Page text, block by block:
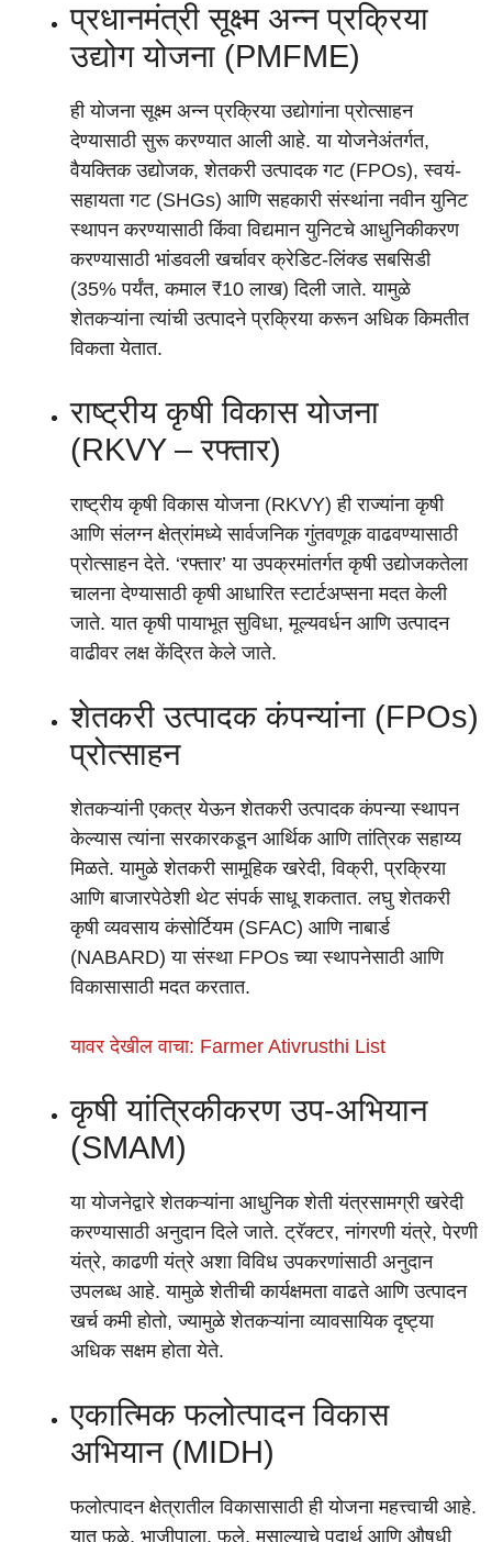
प्रधानमंत्री सूक्ष्म अन्न प्रक्रिया
उद्योग योजना (PMFME)
ही योजना सूक्ष्म अन्न प्रक्रिया उद्योगांना प्रोत्साहन
देण्यासाठी सुरू करण्यात आली आहे. या योजनेअंतर्गत,
वैयक्तिक उद्योजक, शेतकरी उत्पादक गट (FPOs), स्वयं-
सहायता गट (SHGs) आणि सहकारी संस्थांना नवीन युनिट
स्थापन करण्यासाठी किंवा विद्यमान युनिटचे आधुनिकीकरण
करण्यासाठी भांडवली खर्चावर क्रेडिट-लिंक्ड सबसिडी
(35% पर्यंत, कमाल ₹10 लाख) दिली जाते. यामुळे
शेतकऱ्यांना त्यांची उत्पादने प्रक्रिया करून अधिक किमतीत
विकता येतात.
राष्ट्रीय कृषी विकास योजना
(RKVY – रफ्तार)
राष्ट्रीय कृषी विकास योजना (RKVY) ही राज्यांना कृषी
आणि संलग्न क्षेत्रांमध्ये सार्वजनिक गुंतवणूक वाढवण्यासाठी
प्रोत्साहन देते. ‘रफ्तार’ या उपक्रमांतर्गत कृषी उद्योजकतेला
चालना देण्यासाठी कृषी आधारित स्टार्टअप्सना मदत केली
जाते. यात कृषी पायाभूत सुविधा, मूल्यवर्धन आणि उत्पादन
वाढीवर लक्ष केंद्रित केले जाते.
शेतकरी उत्पादक कंपन्यांना (FPOs)
प्रोत्साहन
शेतकऱ्यांनी एकत्र येऊन शेतकरी उत्पादक कंपन्या स्थापन
केल्यास त्यांना सरकारकडून आर्थिक आणि तांत्रिक सहाय्य
मिळते. यामुळे शेतकरी सामूहिक खरेदी, विक्री, प्रक्रिया
आणि बाजारपेठेशी थेट संपर्क साधू शकतात. लघु शेतकरी
कृषी व्यवसाय कंसोर्टियम (SFAC) आणि नाबार्ड
(NABARD) या संस्था FPOs च्या स्थापनेसाठी आणि
विकासासाठी मदत करतात.
यावर देखील वाचा: Farmer Ativrusthi List
कृषी यांत्रिकीकरण उप-अभियान
(SMAM)
या योजनेद्वारे शेतकऱ्यांना आधुनिक शेती यंत्रसामग्री खरेदी
करण्यासाठी अनुदान दिले जाते. ट्रॅक्टर, नांगरणी यंत्रे, पेरणी
यंत्रे, काढणी यंत्रे अशा विविध उपकरणांसाठी अनुदान
उपलब्ध आहे. यामुळे शेतीची कार्यक्षमता वाढते आणि उत्पादन
खर्च कमी होतो, ज्यामुळे शेतकऱ्यांना व्यावसायिक दृष्ट्या
अधिक सक्षम होता येते.
एकात्मिक फलोत्पादन विकास
अभियान (MIDH)
फलोत्पादन क्षेत्रातील विकासासाठी ही योजना महत्त्वाची आहे.
यात फळे, भाजीपाला, फुले, मसाल्याचे पदार्थ आणि औषधी